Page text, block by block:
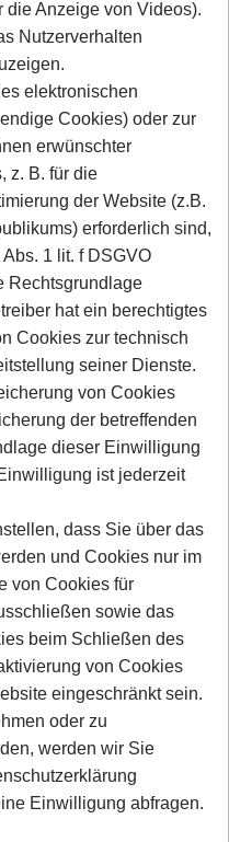
die Anzeige von Videos).
Nutzerverhalten
elektronischen
Cookies) oder zur
erwünschter
z. B. für die
der Website (z.B.
erforderlich sind,
1 lit. f DSGVO
Rechtsgrundlage
hat ein berechtigtes
Cookies zur technisch
seiner Dienste.
von Cookies
der betreffenden
dieser Einwilligung
ist jederzeit
dass Sie über das
und Cookies nur im
von Cookies für
sowie das
beim Schließen des
von Cookies
eingeschränkt sein.
oder zu
werden wir Sie
Einwilligung abfragen.